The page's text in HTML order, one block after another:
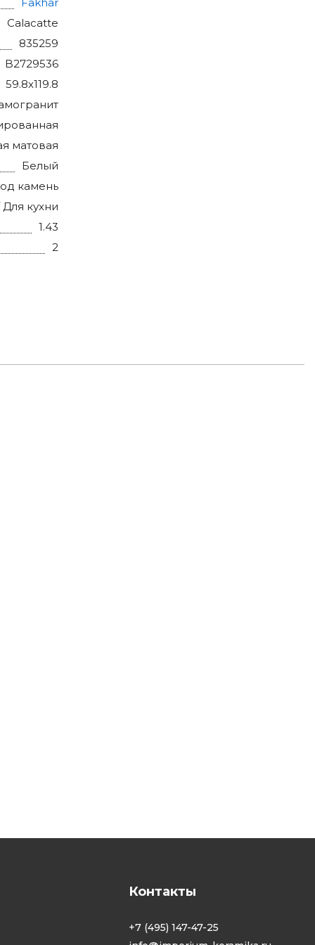
Calacatte
835259
B2729536
59.8x119.8
матовая
Белый
камень
кухни
1.43
2
Контакты
+7 (495) 147-47-25